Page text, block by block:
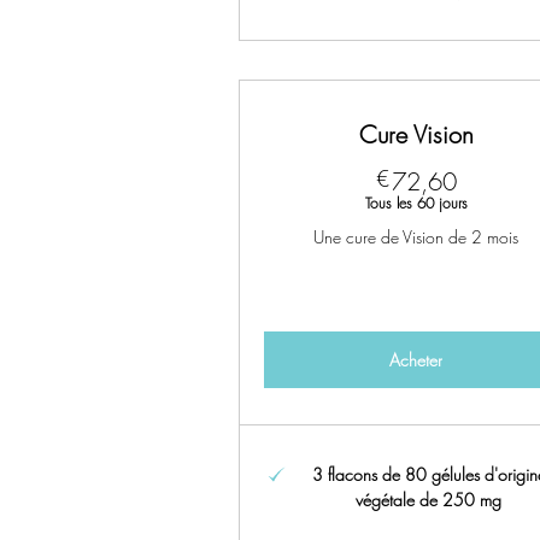
Cure Vision
€72,6072,60€
Tous les 60 jours
Une cure de Vision de 2 mois
Acheter
3 flacons de 80 gélules
végétale de 250 mg